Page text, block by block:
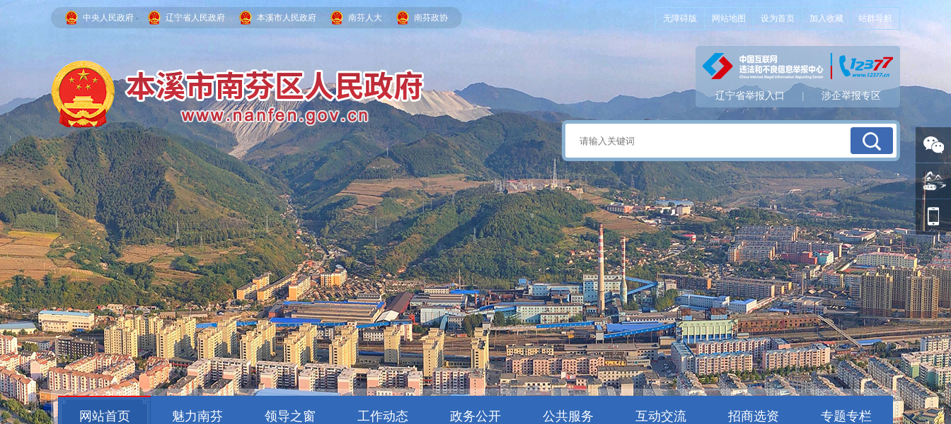
中央人民政府 辽宁省人民政府 本溪市人民政府 南芬人大 南芬政协 站群导航
无障碍版 网站地图 设为首页 加入收藏
辽宁省举报入口 | 涉企举报专区
网站首页 魅力南芬 领导之窗 工作动态 政务公开 公共服务 互动交流 招商选资 专题专栏
政务微信
南芬发布
手机版